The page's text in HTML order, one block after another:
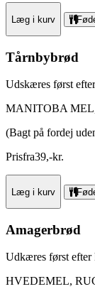
Læg i kurv
Tårnbybrød
Udskæres først
MANITOBA MEL,
(Bagt på fordej
Prisfra39,-kr.
Læg i kurv
Amagerbrød
Udkæres først efter
HVEDEMEL,